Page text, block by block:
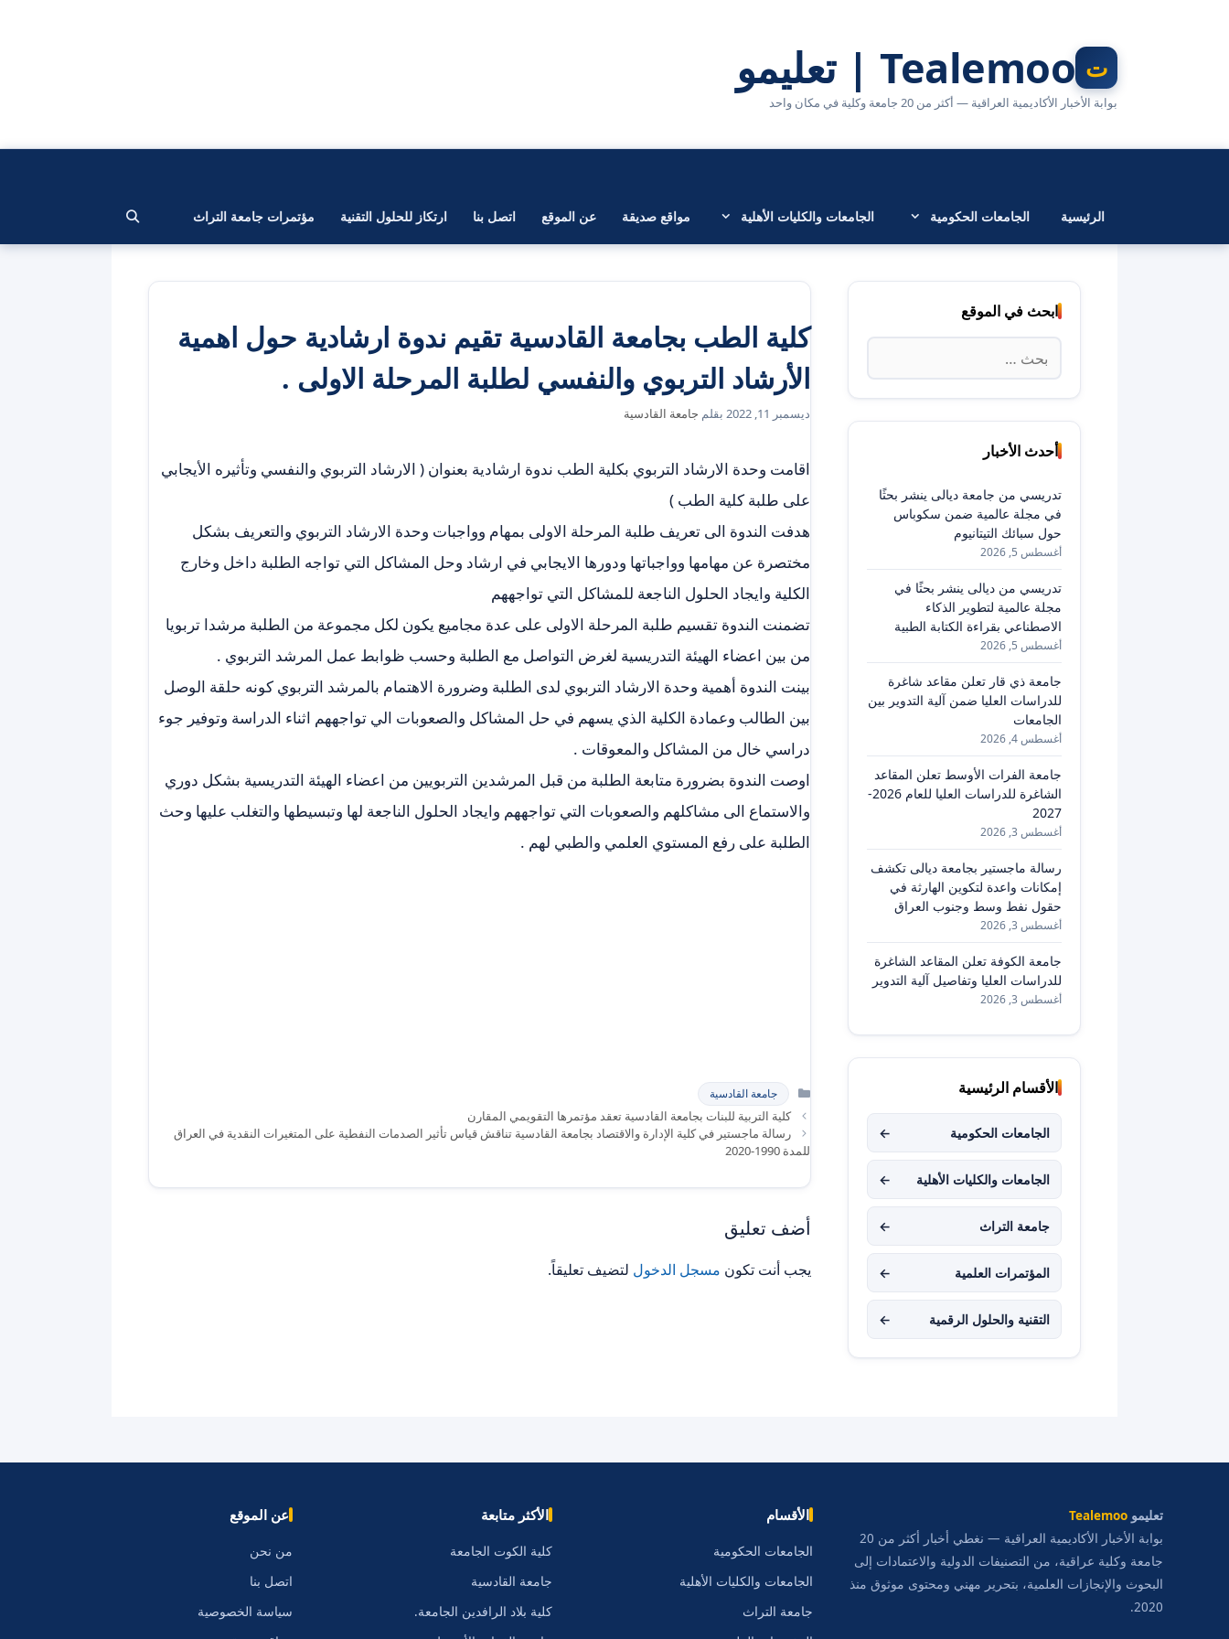
Tealemoo | تعليمو
بوابة الأخبار الأكاديمية العراقية — أكثر من 20 جامعة وكلية في مكان واحد
الرئيسية الجامعات الحكومية الجامعات والكليات الأهلية مواقع صديقة عن الموقع اتصل بنا ارتكاز للحلول التقنية مؤتمرات جامعة التراث
كلية الطب بجامعة القادسية تقيم ندوة ارشادية حول اهمية
الأرشاد التربوي والنفسي لطلبة المرحلة الاولى .
ديسمبر 11, 2022 بقلم جامعة القادسية
اقامت وحدة الارشاد التربوي بكلية الطب ندوة ارشادية بعنوان ( الارشاد التربوي والنفسي وتأثيره الأيجابي
على طلبة كلية الطب )
هدفت الندوة الى تعريف طلبة المرحلة الاولى بمهام وواجبات وحدة الارشاد التربوي والتعريف بشكل
مختصرة عن مهامها وواجباتها ودورها الايجابي في ارشاد وحل المشاكل التي تواجه الطلبة داخل وخارج
الكلية وايجاد الحلول الناجعة للمشاكل التي تواجههم
تضمنت الندوة تقسيم طلبة المرحلة الاولى على عدة مجاميع يكون لكل مجموعة من الطلبة مرشدا تربويا
من بين اعضاء الهيئة التدريسية لغرض التواصل مع الطلبة وحسب ظوابط عمل المرشد التربوي .
بينت الندوة أهمية وحدة الارشاد التربوي لدى الطلبة وضرورة الاهتمام بالمرشد التربوي كونه حلقة الوصل
بين الطالب وعمادة الكلية الذي يسهم في حل المشاكل والصعوبات الي تواجههم اثناء الدراسة وتوفير جوء
دراسي خال من المشاكل والمعوقات .
اوصت الندوة بضرورة متابعة الطلبة من قبل المرشدين التربويين من اعضاء الهيئة التدريسية بشكل دوري
والاستماع الى مشاكلهم والصعوبات التي تواجههم وايجاد الحلول الناجعة لها وتبسيطها والتغلب عليها وحث
الطلبة على رفع المستوي العلمي والطبي لهم .
التصنيفات
جامعة القادسية
كلية التربية للبنات بجامعة القادسية تعقد مؤتمرها التقويمي المقارن
رسالة ماجستير في كلية الإدارة والاقتصاد بجامعة القادسية تناقش قياس تأثير الصدمات النفطية على المتغيرات النقدية في العراق
للمدة 1990-2020
أضف تعليق
يجب أنت تكون مسجل الدخول لتضيف تعليقاً.
ابحث في الموقع
البحث
عن:
أحدث الأخبار
تدريسي من جامعة ديالى ينشر بحثًا
في مجلة عالمية ضمن سكوباس
حول سبائك التيتانيوم
أغسطس 5, 2026
تدريسي من ديالى ينشر بحثًا في
مجلة عالمية لتطوير الذكاء
الاصطناعي بقراءة الكتابة الطبية
أغسطس 5, 2026
جامعة ذي قار تعلن مقاعد شاغرة
للدراسات العليا ضمن آلية التدوير بين
الجامعات
أغسطس 4, 2026
جامعة الفرات الأوسط تعلن المقاعد
الشاغرة للدراسات العليا للعام 2026-
2027
أغسطس 3, 2026
رسالة ماجستير بجامعة ديالى تكشف
إمكانات واعدة لتكوين الهارثة في
حقول نفط وسط وجنوب العراق
أغسطس 3, 2026
جامعة الكوفة تعلن المقاعد الشاغرة
للدراسات العليا وتفاصيل آلية التدوير
أغسطس 3, 2026
الأقسام الرئيسية
الجامعات الحكومية ←
الجامعات والكليات الأهلية ←
جامعة التراث ←
المؤتمرات العلمية ←
التقنية والحلول الرقمية ←
تعليمو Tealemoo
بوابة الأخبار الأكاديمية العراقية — نغطي أخبار أكثر من 20
جامعة وكلية عراقية، من التصنيفات الدولية والاعتمادات إلى
البحوث والإنجازات العلمية، بتحرير مهني ومحتوى موثوق منذ
2020.
الأقسام
الجامعات الحكومية
الجامعات والكليات الأهلية
جامعة التراث
الأكثر متابعة
كلية الكوت الجامعة
جامعة القادسية
كلية بلاد الرافدين الجامعة.
عن الموقع
من نحن
اتصل بنا
سياسة الخصوصية